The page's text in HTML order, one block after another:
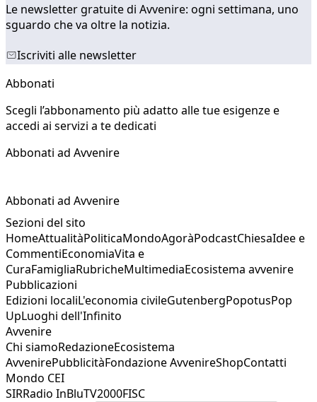
Le newsletter gratuite di Avvenire: ogni settimana, uno
sguardo che va oltre la notizia.
Iscriviti alle newsletter
Abbonati
Scegli l’abbonamento più adatto alle tue esigenze e
accedi ai servizi a te dedicati
Abbonati ad Avvenire
Abbonati ad Avvenire
Sezioni del sito
HomeAttualitàPoliticaMondoAgoràPodcastChiesaIdee e
CommentiEconomiaVita e
CuraFamigliaRubricheMultimediaEcosistema avvenire
Pubblicazioni
Edizioni localiL'economia civileGutenbergPopotusPop
UpLuoghi dell'Infinito
Avvenire
Chi siamoRedazioneEcosistema
AvvenirePubblicitàFondazione AvvenireShopContatti
Mondo CEI
SIRRadio InBluTV2000FISC